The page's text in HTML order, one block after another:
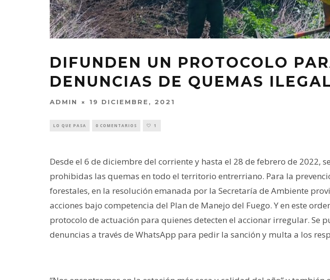
DIFUNDEN UN PROTOCOLO
DENUNCIAS DE QUEMAS
ADMIN 19 DICIEMBRE, 2021
LO QUE PASA 0 COMENTARIOS 1
Desde el 6 de diciembre del corriente y hasta el 28 de febrero de 2022,
prohibidas las quemas en todo el territorio entrerriano. Para la
forestales, en la resolución emanada por la Secretaría de Ambiente
acciones bajo competencia del Plan de Manejo del Fuego. Y en este
protocolo de actuación para quienes detecten el accionar irregular. Se
denuncias a través de WhatsApp para pedir la sanción y multa a los